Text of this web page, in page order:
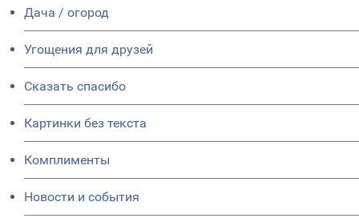
Дача / огород
Угощения для друзей
Сказать спасибо
Картинки без текста
Комплименты
Новости и события